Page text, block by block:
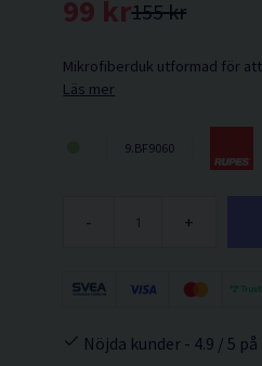
155 kr
99 kr
Mikrofiberduk utformad för
Läs mer
9.BF9060
- +
Nöjda kunder - 4.9 / 5